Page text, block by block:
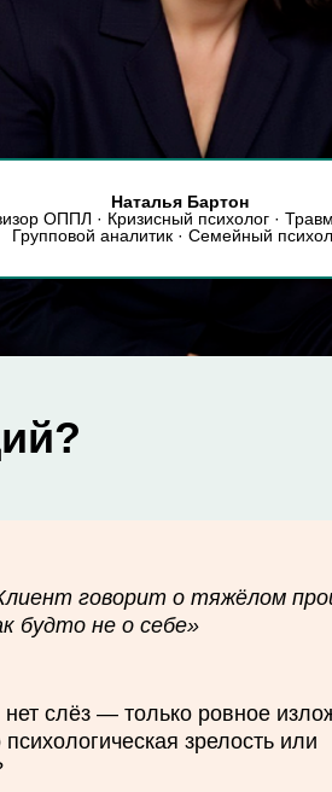
Наталья Бартон
ОППЛ · Кризисный психолог ·
Групповой аналитик · Семейный
слёз — только ровное
психологическая зрелость или
говорит о тяжёлом
будто не о себе»